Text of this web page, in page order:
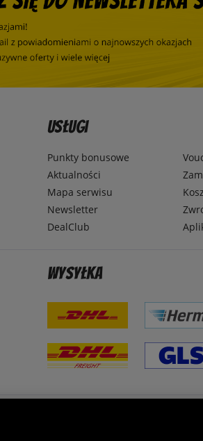
Usługi
Punkty bonusowe
Aktualności
Mapa serwisu
Newsletter
DealClub
Wysyłka